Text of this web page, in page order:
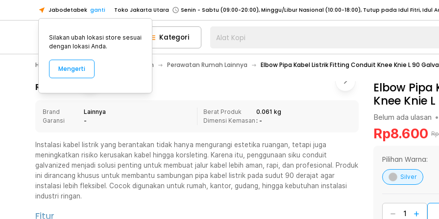
Jabodetabek ganti Toko Jakarta Utara
Toko Tangerang
Toko Cikupa
Pick n Go Jakarta Barat
Senin - Jumat (07:00 - 20:00), Sabtu - Minggu (08:00 - 20:00), Tutup pada Idul Fitri
Pick n Go Bekasi
Senin - Jumat (08:00 - 20:00), Sabtu - Minggu/ Libur Nasional (08:00 - 17:00) Selengkapnya
Senin - Jumat (08:00 - 20:00), Sabtu - Minggu/ Libur Nasional (08:00 - 17:00) Selengkapnya
Senin - Sabtu (09:00-20:00), Minggu/Libur Nasional (12:00-20:00), Tutup pada Idul Fitri
Senin - Sabtu (09:00-20:00), Minggu/Libur Nasional (12:00-20:00), Tutup pada Idul Fitri
Toko Tangerang
Toko Cikupa
Pick n Go Jakarta Barat
Senin - Jumat (07:00 - 20:00), Sabtu - Minggu (08:00 - 20:00), Tutup pada Idul Fitri
Pick n Go Bekasi
Senin - Jumat (08:00 - 20:00), Sabtu - Minggu/ Libur Nasional (08:00 - 17:00)
Selengkapnya
Kategori Alat Kopi
Home Appliance Perawatan Rumah Perawatan Rumah Lainnya Elbow Pipa Kabel Listrik Fitting Conduit Knee Knie L 90
Rincian Produk
Brand
Lainnya
Garansi
-
Berat Produk
0.061 kg
Dimensi Kemasan : -
Instalasi kabel listrik yang berantakan tidak hanya mengurangi estetika ruangan, tetapi juga
meningkatkan risiko kerusakan kabel hingga korsleting. Karena itu, penggunaan siku conduit
galvanized menjadi solusi penting untuk membuat jalur kabel lebih aman, rapi, dan profesional. Produk
ini dirancang khusus untuk membantu sambungan pipa kabel listrik pada sudut 90 derajat agar
instalasi lebih fleksibel. Cocok digunakan untuk rumah, kantor, gudang, hingga kebutuhan instalasi
industri ringan.
Fitur
Elbow
Knee Knie
Belum ada ulasan •
Rp8.600 Rp
Pilihan Warna:
Silver
Silakan ubah lokasi store sesuai
dengan lokasi Anda.
Mengerti